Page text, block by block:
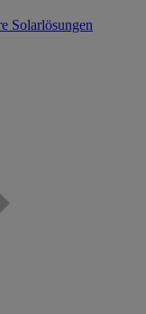
Solarlösungen